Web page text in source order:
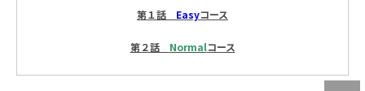
第１話 Easyコース
第２話 Normalコース